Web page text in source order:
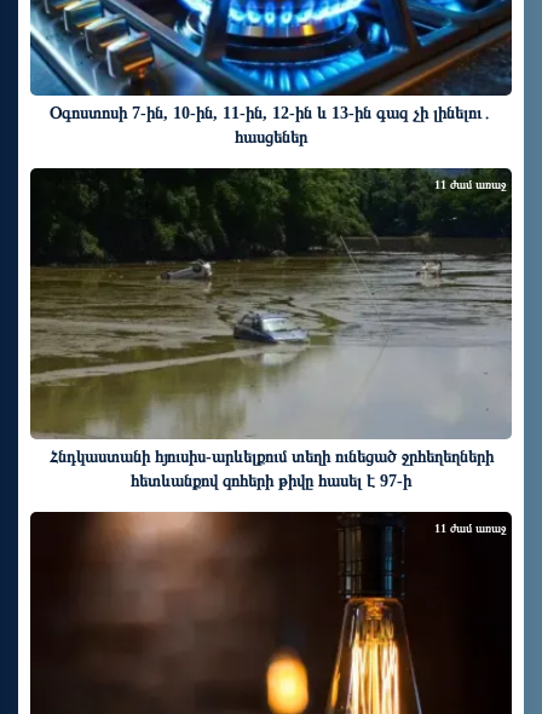
Օգոստոսի 7-ին, 10-ին, 11-ին, 12-ին և 13-ին գազ չի լինելու․
հասցեներ
Հնդկաստանի հյուսիս-արևելքում տեղի ունեցած ջրհեղեղների
հետևանքով զոհերի թիվը հասել է 97-ի
11 ժամ առաջ
11 ժամ առաջ